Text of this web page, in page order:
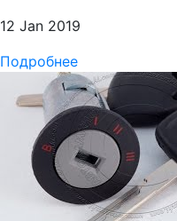
12 Jan 2019
Подробнее